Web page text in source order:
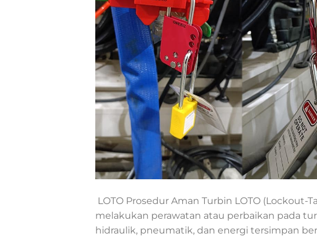
LOTO Prosedur Aman Turbin LOTO
melakukan perawatan atau perbaikan pada
hidraulik, pneumatik, dan energi tersimpan